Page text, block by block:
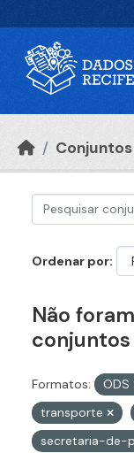
Ordenar por
Não
Formatos: ODS
transporte
secretaria-de-